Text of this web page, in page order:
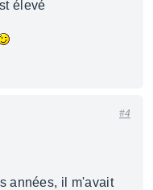
élevé
#4
années, il m'avait